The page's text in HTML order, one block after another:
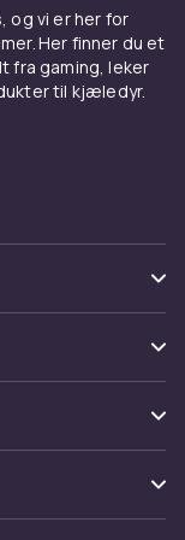
M3 Pro
i 4K og
med
valg
tyngste
og vi er her for
Her finner du et
fra gaming, leker
til kjæledyr.